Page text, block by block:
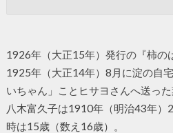
1926年（大正15年）発行の『柿の
1925年（大正14年）8月に淀の自
いちゃん」ことヒサヨさんへ送った
八木富久子は1910年（明治43年）
時は15歳（数え16歳）。